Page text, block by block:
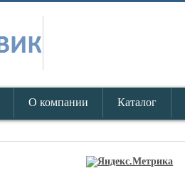
О компании Каталог